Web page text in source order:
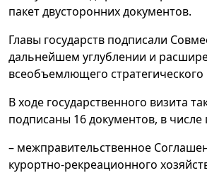
пакет двусторонних документов.
Главы государств подписали
дальнейшем углублении и
всеобъемлющего стратегического
В ходе государственного визита
подписаны 16 документов, в числе
– межправительственное
курортно-рекреационного